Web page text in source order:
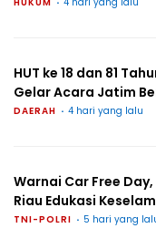
HUT ke 18 dan 81
Gelar Acara Jatim
DAERAH 4 hari yang lalu
Warnai Car Free
Riau Edukasi
TNI-POLRI 5 hari yang